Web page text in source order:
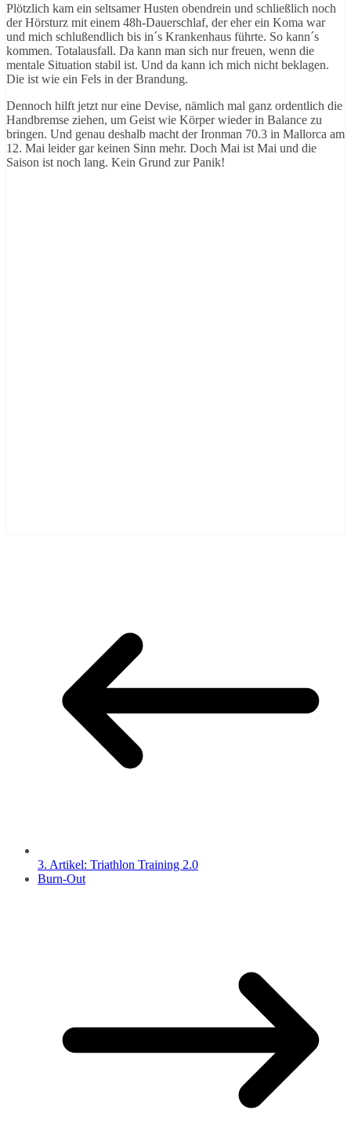
Plötzlich kam ein seltsamer Husten obendrein und schließlich noch
der Hörsturz mit einem 48h-Dauerschlaf, der eher ein Koma war
und mich schlußendlich bis in´s Krankenhaus führte. So kann´s
kommen. Totalausfall. Da kann man sich nur freuen, wenn die
mentale Situation stabil ist. Und da kann ich mich nicht beklagen.
Die ist wie ein Fels in der Brandung.
Dennoch hilft jetzt nur eine Devise, nämlich mal ganz ordentlich die
Handbremse ziehen, um Geist wie Körper wieder in Balance zu
bringen. Und genau deshalb macht der Ironman 70.3 in Mallorca am
12. Mai leider gar keinen Sinn mehr. Doch Mai ist Mai und die
Saison ist noch lang. Kein Grund zur Panik!
3. Artikel: Triathlon Training 2.0
Burn-Out